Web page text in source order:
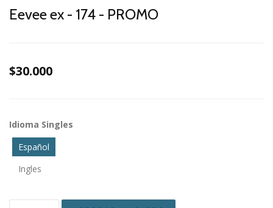
Eevee ex - 174 - PROMO
$30.000
Idioma Singles
Español
Ingles